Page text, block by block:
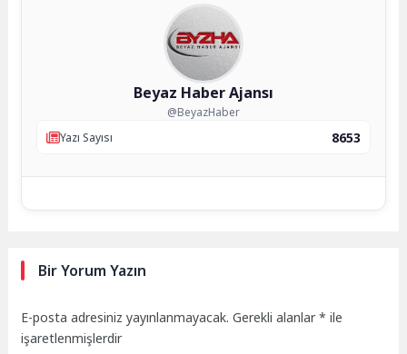
Beyaz Haber Ajansı
@BeyazHaber
Yazı Sayısı
8653
Bir Yorum Yazın
E-posta adresiniz yayınlanmayacak. Gerekli alanlar* ile
işaretlenmişlerdir